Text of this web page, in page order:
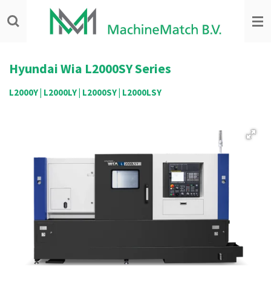
direct
hoofdinhoud
Hyundai Wia L2000SY Series
L2000Y | L2000LY | L2000SY | L2000LSY